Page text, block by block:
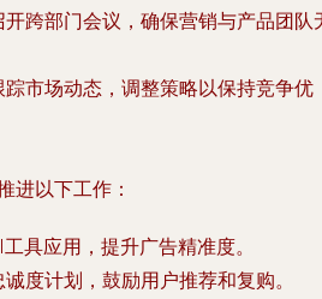
跨部门会议，确保营销与产品团队
市场动态，调整策略以保持竞争优
进以下工作：
具应用，提升广告精准度。
度计划，鼓励用户推荐和复购。